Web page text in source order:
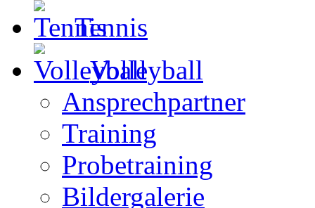
Tennis
Volleyball
Ansprechpartner
Training
Probetraining
Bildergalerie